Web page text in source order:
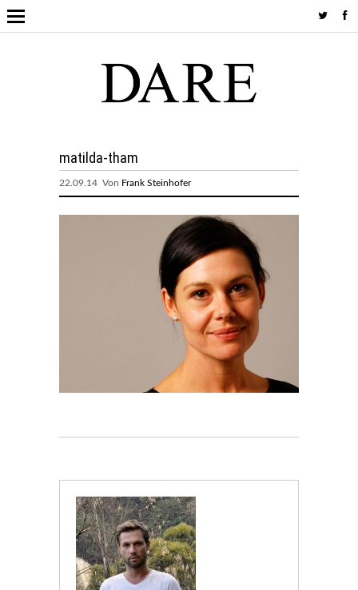
matilda-tham
22.09.14 Von Frank Steinhofer